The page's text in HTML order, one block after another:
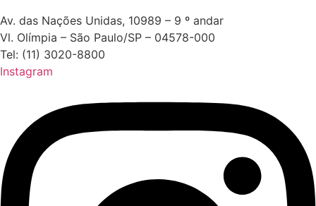
Av. das Nações Unidas, 10989 – 9 º andar
Vl. Olímpia – São Paulo/SP – 04578-000
Tel: (11) 3020-8800
Instagram